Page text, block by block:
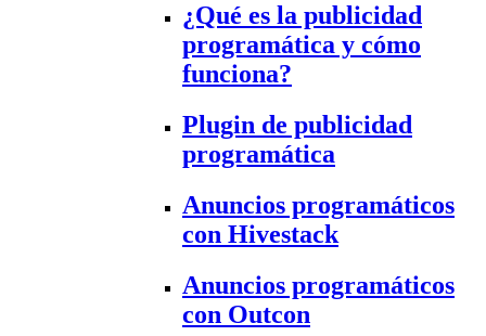
¿Qué es la publicidad
programática y cómo
funciona?
Plugin de publicidad
programática
Anuncios programáticos
con Hivestack
Anuncios programáticos
con Outcon